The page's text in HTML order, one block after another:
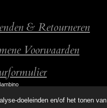
doeleinden en/of het tonen
& Retourneren
Voorwaarden